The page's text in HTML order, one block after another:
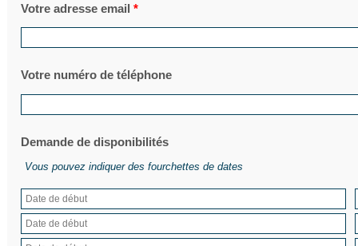
Votre adresse email*
Votre numéro de téléphone
Demande de disponibilités
Vous pouvez indiquer des fourchettes de dates